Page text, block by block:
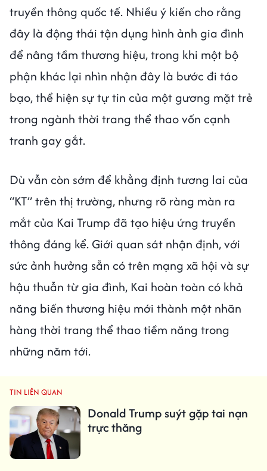
truyền thông quốc tế. Nhiều ý kiến cho rằng
đây là động thái tận dụng hình ảnh gia đình
để nâng tầm thương hiệu, trong khi một bộ
phận khác lại nhìn nhận đây là bước đi táo
bạo, thể hiện sự tự tin của một gương mặt trẻ
trong ngành thời trang thể thao vốn cạnh
tranh gay gắt.
Dù vẫn còn sớm để khẳng định tương lai của
“KT” trên thị trường, nhưng rõ ràng màn ra
mắt của Kai Trump đã tạo hiệu ứng truyền
thông đáng kể. Giới quan sát nhận định, với
sức ảnh hưởng sẵn có trên mạng xã hội và sự
hậu thuẫn từ gia đình, Kai hoàn toàn có khả
năng biến thương hiệu mới thành một nhãn
hàng thời trang thể thao tiềm năng trong
những năm tới.
TIN LIÊN QUAN
Donald Trump suýt gặp tai nạn
trực thăng